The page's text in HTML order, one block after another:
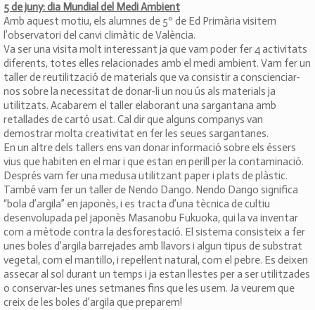
5 de juny: dia Mundial del Medi Ambient
Amb aquest motiu, els alumnes de 5º de Ed Primària visitem
l’observatori del canvi climàtic de València.
Va ser una visita molt interessant ja que vam poder fer 4 activitats
diferents, totes elles relacionades amb el medi ambient. Vam fer un
taller de reutilització de materials que va consistir a conscienciar-
nos sobre la necessitat de donar-li un nou ús als materials ja
utilitzats. Acabarem el taller elaborant una sargantana amb
retallades de cartó usat. Cal dir que alguns companys van
demostrar molta creativitat en fer les seues sargantanes.
En un altre dels tallers ens van donar informació sobre els éssers
vius que habiten en el mar i que estan en perill per la contaminació.
Després vam fer una medusa utilitzant paper i plats de plàstic.
També vam fer un taller de Nendo Dango. Nendo Dango significa
“bola d’argila” en japonès, i es tracta d’una tècnica de cultiu
desenvolupada pel japonès Masanobu Fukuoka, qui la va inventar
com a mètode contra la desforestació. El sistema consisteix a fer
unes boles d’argila barrejades amb llavors i algun tipus de substrat
vegetal, com el mantillo, i repel·lent natural, com el pebre. Es deixen
assecar al sol durant un temps i ja estan llestes per a ser utilitzades
o conservar-les unes setmanes fins que les usem. Ja veurem que
creix de les boles d’argila que preparem!